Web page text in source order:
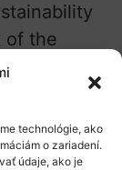
technológie, ako
o zariadení.
údaje, ako je
of the
European
to